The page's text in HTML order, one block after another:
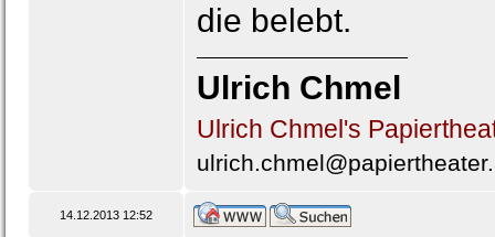
die belebt.
Ulrich Chmel
Ulrich Chmel's
14.12.2013 12:52